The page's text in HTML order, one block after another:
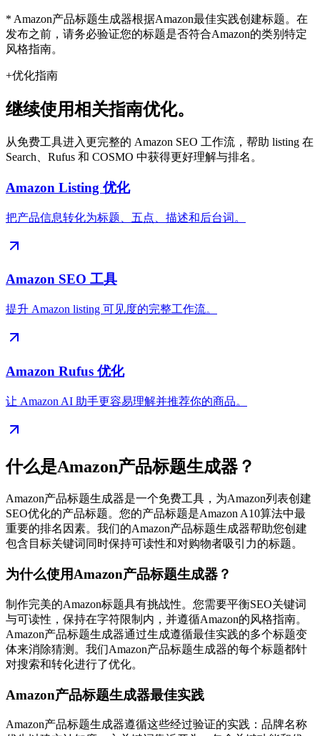
* Amazon产品标题生成器根据Amazon最佳实践创建标题。在
发布之前，请务必验证您的标题是否符合Amazon的类别特定
风格指南。
+优化指南
继续使用相关指南优化。
从免费工具进入更完整的 Amazon SEO 工作流，帮助 listing 在
Search、Rufus 和 COSMO 中获得更好理解与排名。
Amazon Listing 优化
把产品信息转化为标题、五点、描述和后台词。
Amazon SEO 工具
提升 Amazon listing 可见度的完整工作流。
Amazon Rufus 优化
让 Amazon AI 助手更容易理解并推荐你的商品。
什么是Amazon产品标题生成器？
Amazon产品标题生成器是一个免费工具，为Amazon列表创建
SEO优化的产品标题。您的产品标题是Amazon A10算法中最
重要的排名因素。我们的Amazon产品标题生成器帮助您创建
包含目标关键词同时保持可读性和对购物者吸引力的标题。
为什么使用Amazon产品标题生成器？
制作完美的Amazon标题具有挑战性。您需要平衡SEO关键词
与可读性，保持在字符限制内，并遵循Amazon的风格指南。
Amazon产品标题生成器通过生成遵循最佳实践的多个标题变
体来消除猜测。我们Amazon产品标题生成器的每个标题都针
对搜索和转化进行了优化。
Amazon产品标题生成器最佳实践
Amazon产品标题生成器遵循这些经过验证的实践：品牌名称